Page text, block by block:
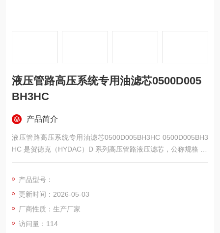
液压管路高压系统专用油滤芯0500D005
BH3HC
产品简介
液压管路高压系统专用油滤芯0500D005BH3HC 0500D005BH3
HC 是贺德克（HYDAC）D 系列高压管路液压滤芯，公称规格 05
00、过滤精度 5μm，采用BH 型高耐压复合滤材（金属网 + 玻
等高压过滤器，专为矿山、钢厂、电厂等21MPa 级高压液压系统
设计
产品型号：
更新时间：2026-05-03
厂商性质：生产厂家
访问量：114